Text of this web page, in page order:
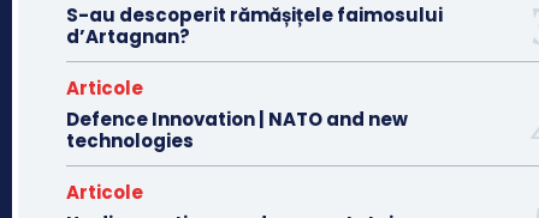
S-au descoperit rămășițele faimosului
d’Artagnan?
Articole
Defence Innovation | NATO and new
technologies
Articole